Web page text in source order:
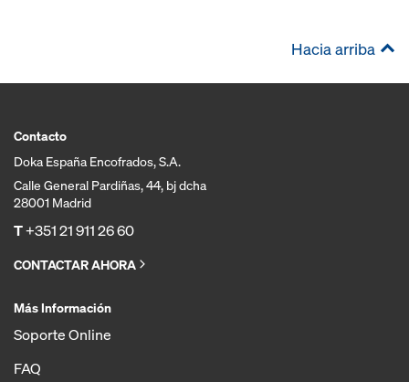
Hacia arriba
Contacto
Doka España Encofrados, S.A.
Calle General Pardiñas, 44, bj dcha
28001 Madrid
T+351 21 911 26 60
CONTACTAR AHORA
Más Información
Soporte Online
FAQ